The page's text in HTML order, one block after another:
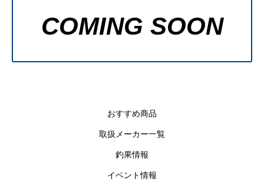
COMING SOON
おすすめ商品
取扱メーカー一覧
釣果情報
イベント情報